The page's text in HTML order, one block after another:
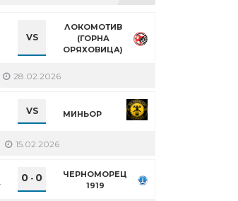
VS
ЛОКОМОТИВ
(ГОРНА
ОРЯХОВИЦА)
28.02.2026
VS МИНЬОР
15.02.2026
0 - 0
ЧЕРНОМОРЕЦ
1919